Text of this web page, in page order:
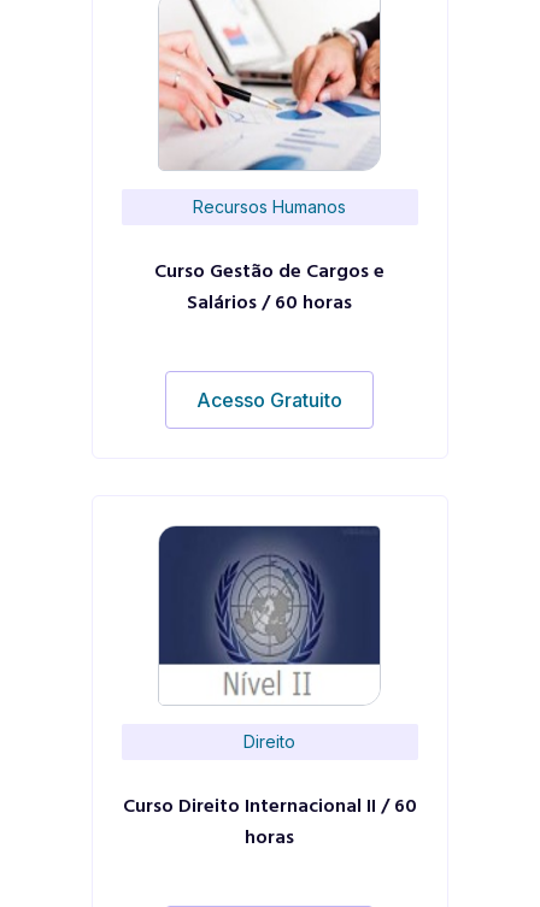
Recursos Humanos
Curso Gestão de Cargos e
Salários / 60 horas
Acesso Gratuito
Direito
Curso Direito Internacional II / 60
horas